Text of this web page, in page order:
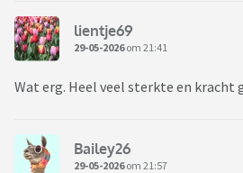
lientje69
29-05-2026om 21:41
Wat erg. Heel veel sterkte en kracht
Bailey26
29-05-2026om 21:57